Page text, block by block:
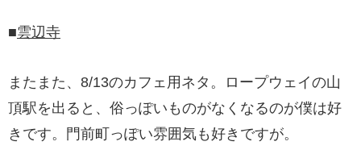
■雲辺寺
またまた、8/13のカフェ用ネタ。ロープウェイの山
頂駅を出ると、俗っぽいものがなくなるのが僕は好
きです。門前町っぽい雰囲気も好きですが。